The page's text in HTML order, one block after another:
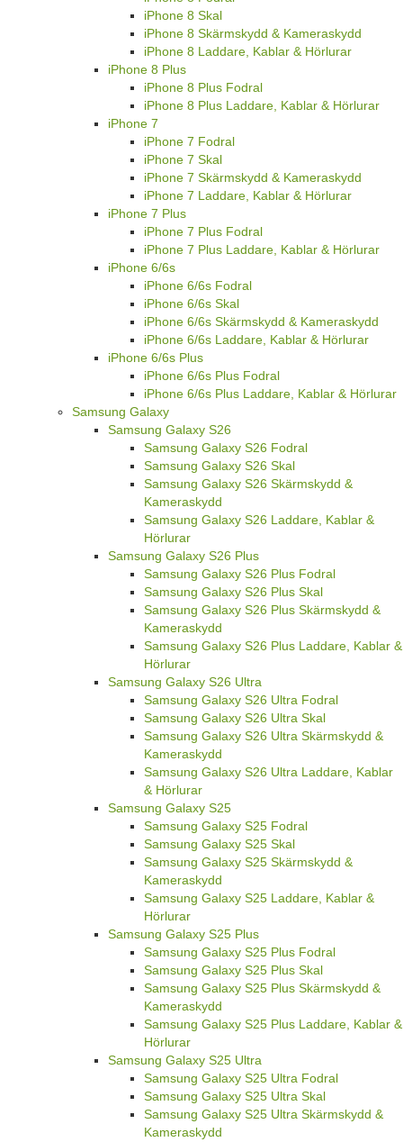
iPhone 8 Skal
iPhone 8 Skärmskydd & Kameraskydd
iPhone 8 Laddare, Kablar & Hörlurar
iPhone 8 Plus
iPhone 8 Plus Fodral
iPhone 8 Plus Laddare, Kablar & Hörlurar
iPhone 7
iPhone 7 Fodral
iPhone 7 Skal
iPhone 7 Skärmskydd & Kameraskydd
iPhone 7 Laddare, Kablar & Hörlurar
iPhone 7 Plus
iPhone 7 Plus Fodral
iPhone 7 Plus Laddare, Kablar & Hörlurar
iPhone 6/6s
iPhone 6/6s Fodral
iPhone 6/6s Skal
iPhone 6/6s Skärmskydd & Kameraskydd
iPhone 6/6s Laddare, Kablar & Hörlurar
iPhone 6/6s Plus
iPhone 6/6s Plus Fodral
iPhone 6/6s Plus Laddare, Kablar & Hörlurar
Samsung Galaxy
Samsung Galaxy S26
Samsung Galaxy S26 Fodral
Samsung Galaxy S26 Skal
Samsung Galaxy S26 Skärmskydd &
Kameraskydd
Samsung Galaxy S26 Laddare, Kablar &
Hörlurar
Samsung Galaxy S26 Plus
Samsung Galaxy S26 Plus Fodral
Samsung Galaxy S26 Plus Skal
Samsung Galaxy S26 Plus Skärmskydd &
Kameraskydd
Samsung Galaxy S26 Plus Laddare, Kablar &
Hörlurar
Samsung Galaxy S26 Ultra
Samsung Galaxy S26 Ultra Fodral
Samsung Galaxy S26 Ultra Skal
Samsung Galaxy S26 Ultra Skärmskydd &
Kameraskydd
Samsung Galaxy S26 Ultra Laddare, Kablar
& Hörlurar
Samsung Galaxy S25
Samsung Galaxy S25 Fodral
Samsung Galaxy S25 Skal
Samsung Galaxy S25 Skärmskydd &
Kameraskydd
Samsung Galaxy S25 Laddare, Kablar &
Hörlurar
Samsung Galaxy S25 Plus
Samsung Galaxy S25 Plus Fodral
Samsung Galaxy S25 Plus Skal
Samsung Galaxy S25 Plus Skärmskydd &
Kameraskydd
Samsung Galaxy S25 Plus Laddare, Kablar &
Hörlurar
Samsung Galaxy S25 Ultra
Samsung Galaxy S25 Ultra Fodral
Samsung Galaxy S25 Ultra Skal
Samsung Galaxy S25 Ultra Skärmskydd &
Kameraskydd